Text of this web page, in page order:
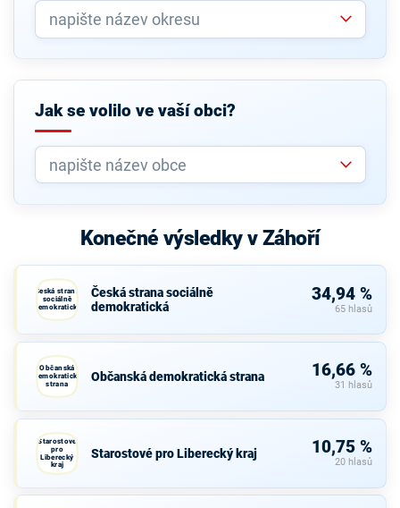
Jak se volilo ve vaší obci?
Konečné výsledky v Záhoří
Česká strana
sociálně
demokratická
Česká strana sociálně
demokratická
34,94 %
65 hlasů
Občanská
demokratická
strana
Občanská demokratická strana 16,66 %
31 hlasů
Starostové
pro
Liberecký
kraj
Starostové pro Liberecký kraj 10,75 %
20 hlasů